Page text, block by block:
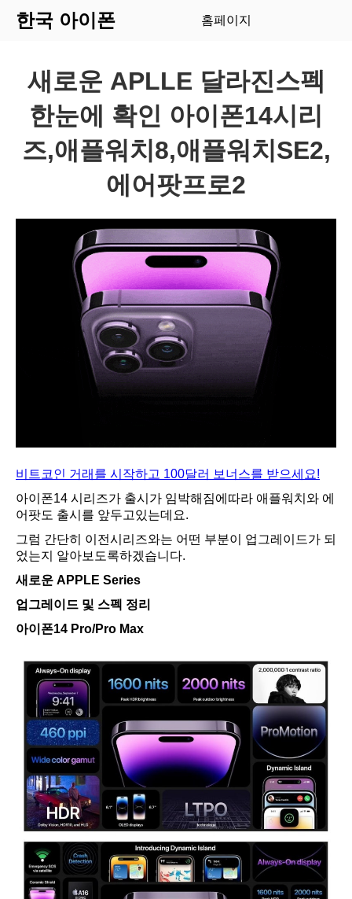
한국 아이폰 홈페이지
새로운 APLLE 달라진스펙
한눈에 확인 아이폰14시리
즈,애플워치8,애플워치SE2,
에어팟프로2
비트코인 거래를 시작하고 100달러 보너스를 받으세요!
아이폰14 시리즈가 출시가 임박해짐에따라 애플워치와 에
어팟도 출시를 앞두고있는데요.
그럼 간단히 이전시리즈와는 어떤 부분이 업그레이드가 되
었는지 알아보도록하겠습니다.
새로운 APPLE Series
업그레이드 및 스펙 정리
아이폰14 Pro/Pro Max